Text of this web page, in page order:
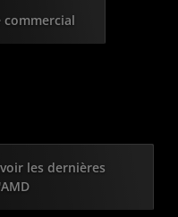
commercial
les dernières